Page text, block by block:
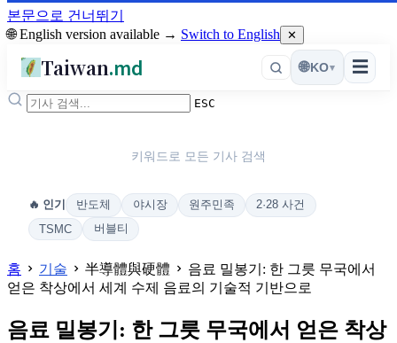
본문으로 건너뛰기
🌐 English version available → Switch to English ✕
Taiwan.md ☰
🌐KO▾
ESC
키워드로 모든 기사 검색
🔥 인기 반도체 야시장 원주민족
2·28 사건
TSMC
버블티
홈 기술 半導體與硬體
음료 밀봉기: 한 그릇 무국에서
얻은 착상에서 세계 수제 음료의 기술적 기반으로
음료 밀봉기: 한 그릇 무국에서 얻은 착상